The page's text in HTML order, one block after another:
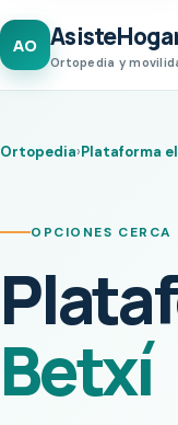
AO
Ortopedia y
Ortopedia›Plataforma
OPCIONES CERCA
Betxí